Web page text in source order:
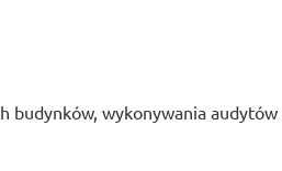
budynków, wykonywania